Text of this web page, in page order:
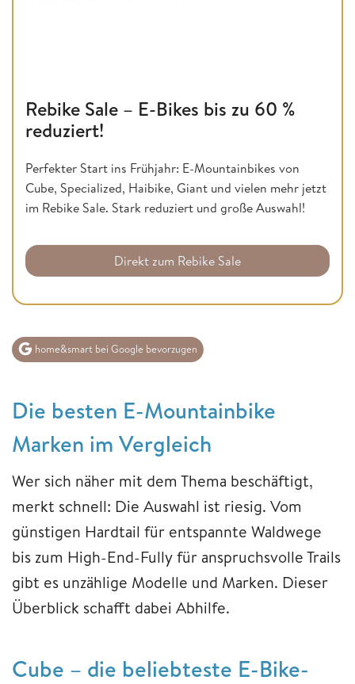
Rebike Sale – E-Bikes bis zu 60 %
reduziert!
Perfekter Start ins Frühjahr: E-Mountainbikes von
Cube, Specialized, Haibike, Giant und vielen mehr jetzt
im Rebike Sale. Stark reduziert und große Auswahl!
Direkt zum Rebike Sale
home&smart bei Google bevorzugen
Die besten E-Mountainbike
Marken im Vergleich
Wer sich näher mit dem Thema beschäftigt,
merkt schnell: Die Auswahl ist riesig. Vom
günstigen Hardtail für entspannte Waldwege
bis zum High-End-Fully für anspruchsvolle Trails
gibt es unzählige Modelle und Marken. Dieser
Überblick schafft dabei Abhilfe.
Cube – die beliebteste E-Bike-